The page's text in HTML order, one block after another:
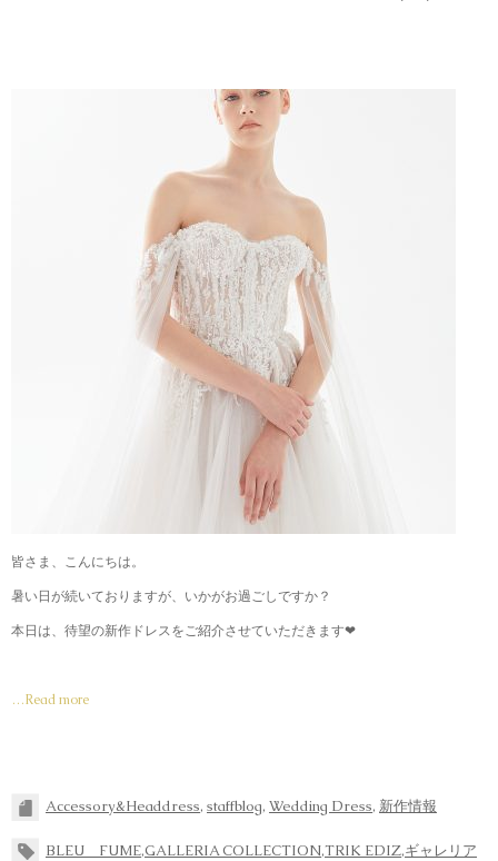
皆さま、こんにちは。
暑い日が続いておりますが、いかがお過ごしですか？
本日は、待望の新作ドレスをご紹介させていただきます❤︎
…Read more
Accessory&Headdress, staffblog, Wedding Dress, 新作情報
BLEU FUME,GALLERIA COLLECTION,TRIK EDIZ,ギャレリア